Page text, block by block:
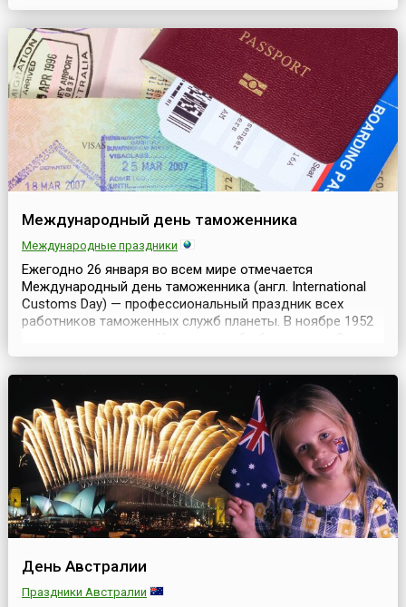
подчёркивается, что доступ к чистой и надёжной
энергии является неотъемлемым условием социального
и экономического развития, а также важнейши...
Международный день таможенника
Международные праздники
Ежегодно 26 января во всем мире отмечается
Международный день таможенника (англ. International
Customs Day) — профессиональный праздник всех
работников таможенных служб планеты. В ноябре 1952
таможенного сотрудничества. 26 января 1953 года в
Брюсселе состоялась первая сессия Совета
таможенного сотрудничества, в 1994 году получившего
свое нын...
День Австралии
Праздники Австралии